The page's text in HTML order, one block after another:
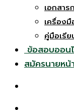
เอกสาร
เครื่องมื
คู่มือเรีย
ข้อสอบออน
สมัครนายห